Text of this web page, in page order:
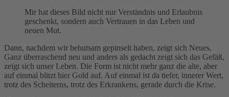
Mir hat dieses Bild nicht nur Verständnis und Erlaubnis
geschenkt, sondern auch Vertrauen in das Leben und
neuen Mut.
Dann, nachdem wir behutsam gepinselt haben, zeigt sich Neues.
Ganz überraschend neu und anders als gedacht zeigt sich das Gefäß,
zeigt sich unser Leben. Die Form ist nicht mehr ganz die alte, aber
auf einmal blitzt hier Gold auf. Auf einmal ist da tiefer, innerer Wert,
trotz des Scheiterns, trotz des Erkrankens, gerade durch die Krise.